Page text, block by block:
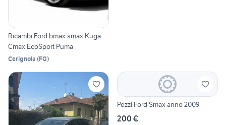
Ricambi Ford bmax smax Kuga
Cmax EcoSport Puma
Cerignola (FG)
Pezzi Ford Smax anno 2009
200 €